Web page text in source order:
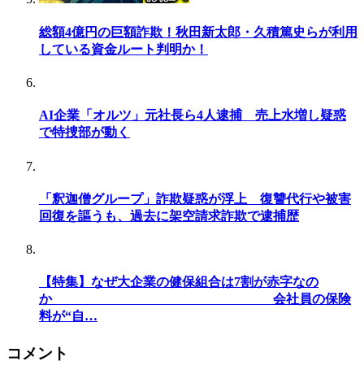
総額4億円の巨額詐欺！秋田新太郎・久積篤史らが利用
している資金ルート判明か！
AI企業「オルツ」元社長ら4人逮捕 売上水増し疑惑
で特捜部が動く
「釈迦僧グループ」詐欺疑惑が浮上 復讐代行や被害
回復を謳うも、過去に架空請求詐欺で逮捕歴
【特集】なぜ大企業の健保組合は7割が赤字なの
か 会社員の保険
料が“自…
コメント